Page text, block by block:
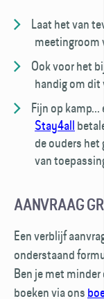
Laat het van
meetingroom
Ook voor het
handig om
Fijn op
Stay4all
de ouders
van
AANVRAAG
Een verblijf
onderstaand
Ben je met minder
boeken via ons